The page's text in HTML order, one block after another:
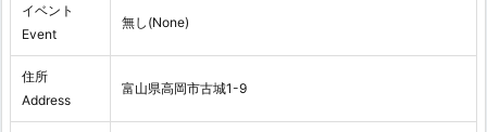
イベント
Event
無し(None)
住所
Address
富山県高岡市古城1-9